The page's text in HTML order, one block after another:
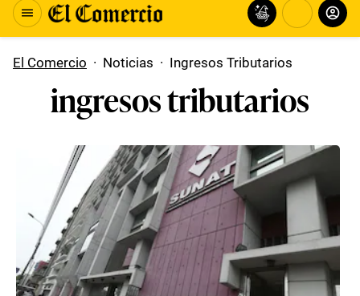
El Comercio · Noticias · Ingresos Tributarios
ingresos tributarios